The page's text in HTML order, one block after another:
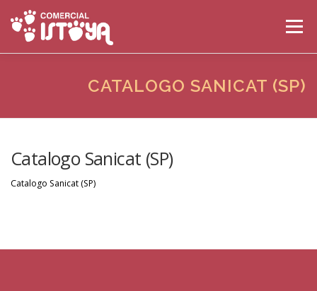
Menú
LA EMPRESA PRODUCTOS
CATALOGO SANICAT (SP)
Catalogo Sanicat (SP)
Catalogo Sanicat (SP)